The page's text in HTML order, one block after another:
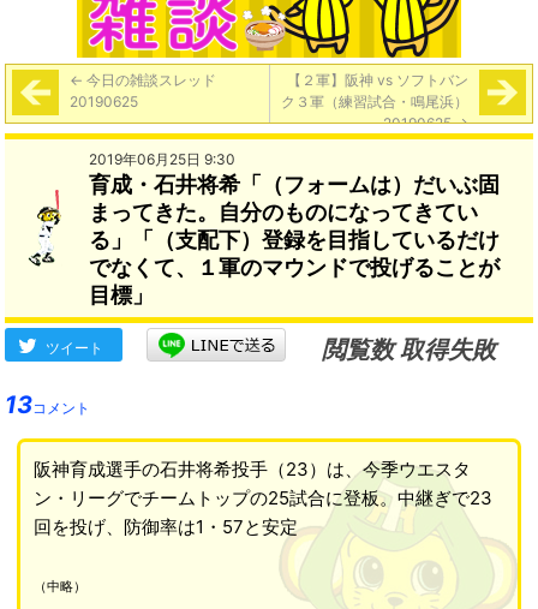
← 今日の雑談スレッド
20190625
【２軍】阪神 vs ソフトバン
ク３軍（練習試合・鳴尾浜）
20190625→
2019年06月25日 9:30
育成・石井将希「（フォームは）だいぶ固
まってきた。自分のものになってきてい
る」「（支配下）登録を目指しているだけ
でなくて、１軍のマウンドで投げることが
目標」
ツイート
閲覧数 取得失敗
13コメント
阪神育成選手の石井将希投手（23）は、今季ウエスタ
ン・リーグでチームトップの25試合に登板。中継ぎで23
回を投げ、防御率は1・57と安定
（中略）